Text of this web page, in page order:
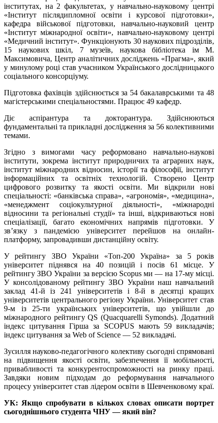
інститутах, на 2 факультетах, у навчально-науковому центрі
«Інститут післядипломної освіти і курсової підготовки»,
кафедра військової підготовки, навчально-науковий центр
«Інститут міжнародної освіти», навчально-науковому центрі
«Медичний інститут». Функціонують 30 наукових підрозділів,
15 наукових шкіл, 7 музеїв, наукова бібліотека ім М.
Максимовича, Центр аналітичних досліджень «Прагма», який
у минулому році став учасником Українського дослідницького
соціального консорціуму.
Підготовка фахівців здійснюється за 54 бакалаврськими та 48
магістерськими спеціальностями. Працює 49 кафедр.
Діє аспірантура та докторантура. Здійснюються
фундаментальні та прикладні дослідження за 56 колективними
темами.
Згідно з вимогами часу реформовано навчально-наукові
інститути, зокрема інститут природничих та аграрних наук,
інститут міжнародних відносин, історії та філософії, інститут
інформаційних та освітніх технологій. Створено Центр
цифрового розвитку та якості освіти. Ми відкрили нові
спеціальності: «банківська справа», «агрономія», «медицина»,
«менеджмент соціокультурної діяльності», «міжнародні
відносини та регіональні студії» та інші, відкриваються нові
спеціалізації, багато економічних напрямів підготовки. У
зв’язку з пандемією університет перейшов на онлайн-
платформу, запровадивши дистанційну освіту.
У рейтингу ЗВО України «Топ-200 Україна» за 5 років
університет піднявся на 40 позицій і посів 61 місце. У
рейтингу ЗВО України за версією Scopus ми — на 17-му місці.
У консолідованому рейтингу ЗВО України наш навчальний
заклад 41-й із 241 університетів і 8-й в десятці кращих
університетів центрального регіону України. Університет став
9-м із 25-ти українських університетів, що увійшли до
міжнародного рейтингу QS (Quacquarelli Symonds). Додатний
індекс цитування Гірша за SCOPUS мають 59 викладачів;
індекс цитування за Web of Science — 52 викладачі.
Зусилля науково-педагогічного колективу сьогодні спрямовані
на підвищення якості освіти, забезпечення її мобільності,
привабливості та конкурентоспроможності на ринку праці.
Завдяки новим підходам до реформування навчального
процесу університет став лідером освіти в Шевченковому краї.
УК: Якщо спробувати в кількох словах описати портрет
сьогоднішнього студента ЧНУ — який він?